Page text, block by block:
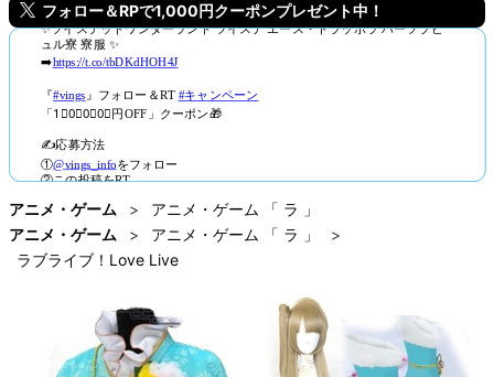
フォロー＆RPで1,000円クーポンプレゼント中！
アニメ・ゲーム
アニメ・ゲーム 「 ラ 」
アニメ・ゲーム
アニメ・ゲーム 「 ラ 」
ラブライブ！Love Live